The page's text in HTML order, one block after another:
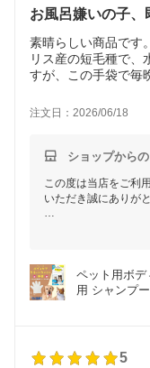
お風呂嫌いの子、
素晴らしい商品です
リス産の短毛種で、
すが、この手袋で毎
す。短毛もよく絡
ェットさ加減が半端
た、これで拭いてあ
注文日：2026/06/18
ショップから
この度は当店をご利
いただき誠にありが
「素晴らしい商品」
スタッフィちゃんは
を喜んでくれている
け毛や汚れもしっか
健康チェックにもお
ペット用ボ
用 シャンプ
5